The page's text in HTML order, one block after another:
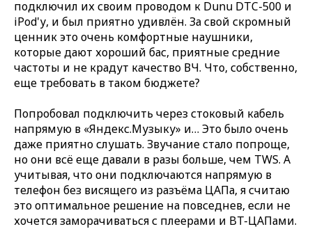
подключил их своим проводом к Dunu DTC-500 и
iPod'у, и был приятно удивлён. За свой скромный
ценник это очень комфортные наушники,
которые дают хороший бас, приятные средние
частоты и не крадут качество ВЧ. Что, собственно,
еще требовать в таком бюджете?
Попробовал подключить через стоковый кабель
напрямую в «Яндекс.Музыку» и… Это было очень
даже приятно слушать. Звучание стало попроще,
но они всё еще давали в разы больше, чем TWS. А
учитывая, что они подключаются напрямую в
телефон без висящего из разъёма ЦАПа, я считаю
это оптимальное решение на повседнев, если не
хочется заморачиваться с плеерами и BT-ЦАПами.